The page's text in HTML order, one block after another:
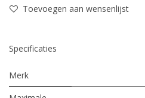
Toevoegen aan wensenlijst
Specificaties
Merk